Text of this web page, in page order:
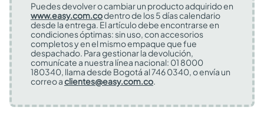
Puedes devolver o cambiar un producto adquirido en
www.easy.com.codentro de los 5 días calendario
desde la entrega. El artículo debe encontrarse en
condiciones óptimas: sin uso, con accesorios
completos y en el mismo empaque que fue
despachado. Para gestionar la devolución,
comunícate a nuestra línea nacional: 01 8000
180340, llama desde Bogotá al 746 0340, o envía un
correo aclientes@easy.com.co.